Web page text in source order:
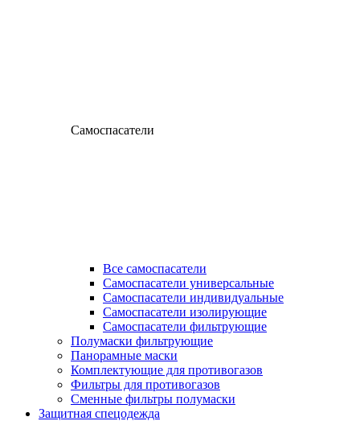
Самоспасатели
Все самоспасатели
Самоспасатели универсальные
Самоспасатели индивидуальные
Самоспасатели изолирующие
Самоспасатели фильтрующие
Полумаски фильтрующие
Панорамные маски
Комплектующие для противогазов
Фильтры для противогазов
Сменные фильтры полумаски
Защитная спецодежда